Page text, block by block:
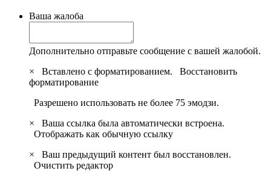
Ваша жалоба
Дополнительно отправьте сообщение с вашей жалобой.
×
Вставлено с форматированием. Восстановить
форматирование
Разрешено использовать не более 75 эмодзи.
×
Ваша ссылка была автоматически встроена.
Отображать как обычную ссылку
×
Ваш предыдущий контент был восстановлен.
Очистить редактор